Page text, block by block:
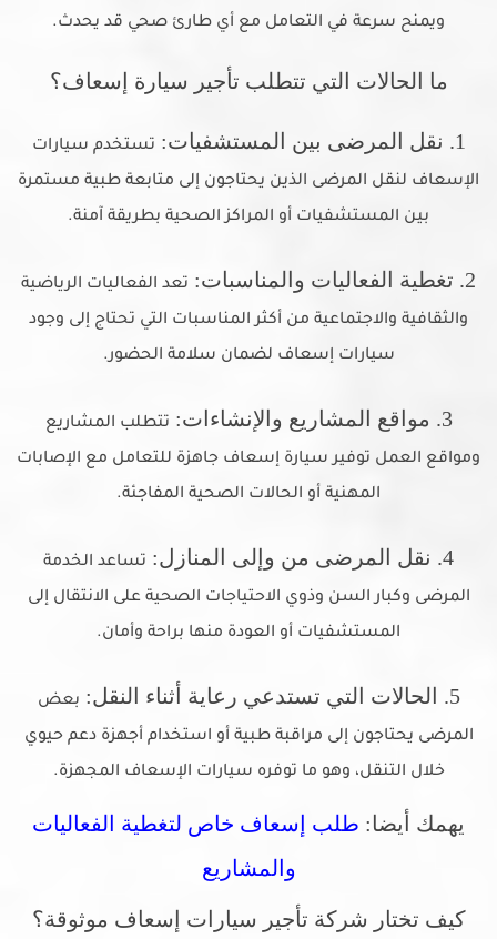
ويمنح سرعة في التعامل مع أي طارئ صحي قد يحدث.
ما الحالات التي تتطلب تأجير سيارة إسعاف؟
1. نقل المرضى بين المستشفيات:
تستخدم سيارات
الإسعاف لنقل المرضى الذين يحتاجون إلى متابعة طبية مستمرة
بين المستشفيات أو المراكز الصحية بطريقة آمنة.
2. تغطية الفعاليات والمناسبات:
تعد الفعاليات الرياضية
والثقافية والاجتماعية من أكثر المناسبات التي تحتاج إلى وجود
سيارات إسعاف لضمان سلامة الحضور.
3. مواقع المشاريع والإنشاءات:
تتطلب المشاريع
ومواقع العمل توفير سيارة إسعاف جاهزة للتعامل مع الإصابات
المهنية أو الحالات الصحية المفاجئة.
4. نقل المرضى من وإلى المنازل:
تساعد الخدمة
المرضى وكبار السن وذوي الاحتياجات الصحية على الانتقال إلى
المستشفيات أو العودة منها براحة وأمان.
5. الحالات التي تستدعي رعاية أثناء النقل:
بعض
المرضى يحتاجون إلى مراقبة طبية أو استخدام أجهزة دعم حيوي
خلال التنقل، وهو ما توفره سيارات الإسعاف المجهزة.
يهمك أيضا: طلب إسعاف خاص لتغطية الفعاليات
والمشاريع
كيف تختار شركة تأجير سيارات إسعاف موثوقة؟